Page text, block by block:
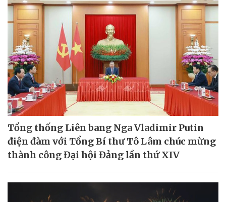
Tổng thống Liên bang Nga Vladimir Putin
điện đàm với Tổng Bí thư Tô Lâm chúc mừng
thành công Đại hội Đảng lần thứ XIV